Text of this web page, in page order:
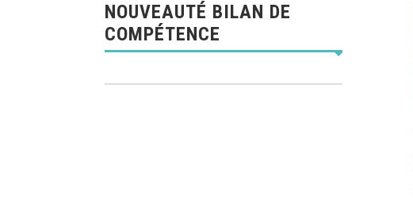
NOUVEAUTÉ BILAN DE
COMPÉTENCE